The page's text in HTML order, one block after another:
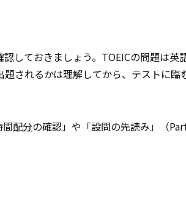
認しておきましょう。TOEICの問題は英
されるかは理解してから、テストに臨
配分の確認」や「設問の先読み」（